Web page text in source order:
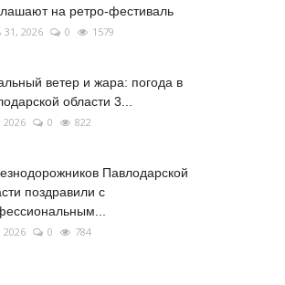
на ретро-фестиваль
2026 0 1579
ветер и жара: погода в
области 3...
2026 0 822
Павлодарской
поздравили с
2026 0 784